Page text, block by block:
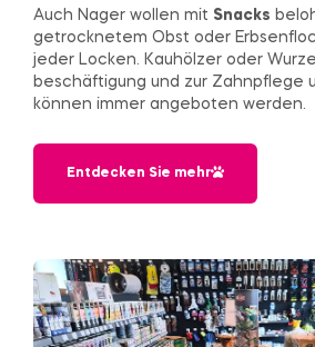
Auch Nager wollen mit Snacks
getrocknetem Obst oder
jeder Locken. Kauhölzer oder
beschäftigung und zur Zahnpflege
können immer angeboten werden.
Entdecken Sie mehr